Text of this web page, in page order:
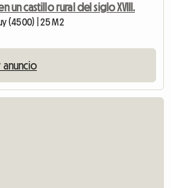
un castillo rural del siglo XVIII.
(4500) | 25 M2
anuncio